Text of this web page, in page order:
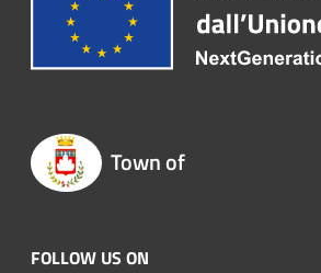
Town of
FOLLOW US ON